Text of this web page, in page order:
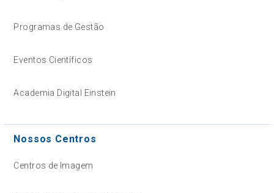
Programas de Gestão
Eventos Científicos
Academia Digital Einstein
Nossos Centros
Centros de Imagem